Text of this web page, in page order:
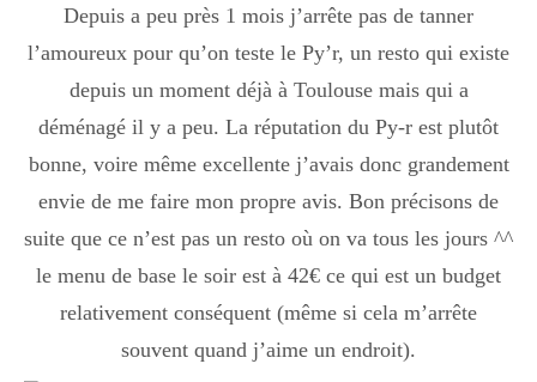
Catégories
Apéro
Entrée
plats
Depuis a peu près 1 mois j’arrête pas de tanner
l’amoureux pour qu’on teste le Py’r, un resto qui existe
depuis un moment déjà à Toulouse mais qui a
déménagé il y a peu. La réputation du Py-r est plutôt
bonne, voire même excellente j’avais donc grandement
envie de me faire mon propre avis. Bon précisons de
suite que ce n’est pas un resto où on va tous les jours ^^
le menu de base le soir est à 42€ ce qui est un budget
relativement conséquent (même si cela m’arrête
souvent quand j’aime un endroit).